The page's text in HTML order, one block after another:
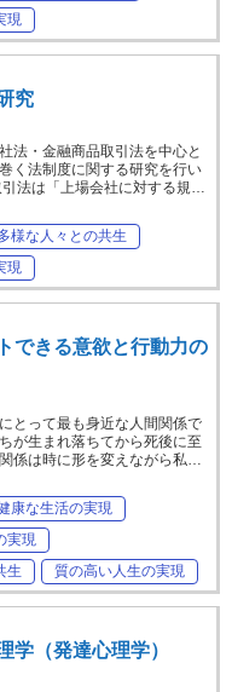
現
究
法・金融商品取引法を中心と
く法制度に関する研究を行い
引法は「上場会社に対する規…
様な人々との共生
現
できる意欲と行動力の
とって最も身近な人間関係で
が生まれ落ちてから死後に至
係は時に形を変えながら私…
康な生活の実現
実現
生
質の高い人生の実現
学（発達心理学）